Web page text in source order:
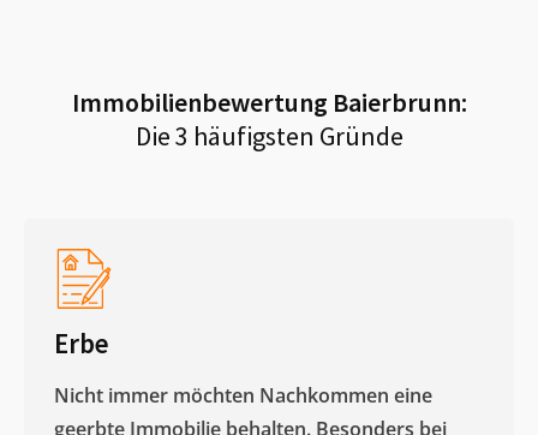
Immobilienbewertung Baierbrunn:
Die 3 häufigsten Gründe
Erbe
Nicht immer möchten Nachkommen eine
geerbte Immobilie behalten. Besonders bei